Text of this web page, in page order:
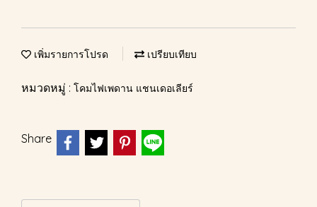
เพิ่มรายการโปรด เปรียบเทียบ
หมวดหมู่ : โคมไฟเพดาน แชนเดอเลียร์
Share